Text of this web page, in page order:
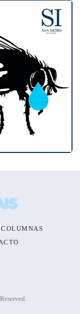
COLUMNAS